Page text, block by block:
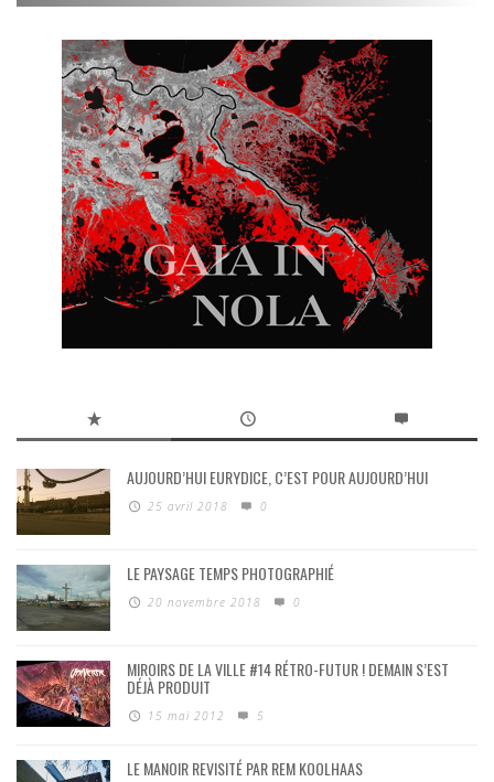
AUJOURD’HUI EURYDICE, C’EST POUR AUJOURD’HUI
25 avril 2018 0
LE PAYSAGE TEMPS PHOTOGRAPHIÉ
20 novembre 2018 0
MIROIRS DE LA VILLE #14 RÉTRO-FUTUR ! DEMAIN S’EST
DÉJÀ PRODUIT
15 mai 2012 5
LE MANOIR REVISITÉ PAR REM KOOLHAAS